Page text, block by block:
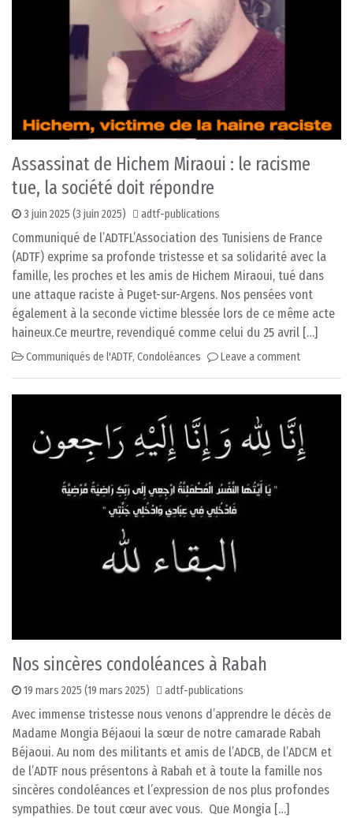
Assassinat de Hichem Miraoui : le racisme
tue, la société doit répondre
3 juin 2025 (3 juin 2025) adtf-publications
Communiqué de l’ADTFL’Association des Tunisiens de France
(ADTF) exprime sa profonde tristesse et sa solidarité avec la
famille, les proches et les amis de Hichem Miraoui, tué dans
une attaque raciste à Puget-sur-Argens. Nos pensées vont
également à la seconde victime blessée lors de ce même acte
haineux.Ce meurtre, revendiqué comme celui du 25 avril […]
Communiqués de l'ADTF, Condoléances Leave a comment
Nos sincères condoléances à Rabah
19 mars 2025 (19 mars 2025) adtf-publications
Avec immense tristesse nous venons d’apprendre le décès de
Madame Mongia Béjaoui la sœur de notre camarade Rabah
Béjaoui. Au nom des militants et amis de l’ADCB, de l’ADCM et
de l’ADTF nous présentons à Rabah et à toute la famille nos
sincères condoléances et l’expression de nos plus profondes
sympathies. De tout cœur avec vous. Que Mongia […]